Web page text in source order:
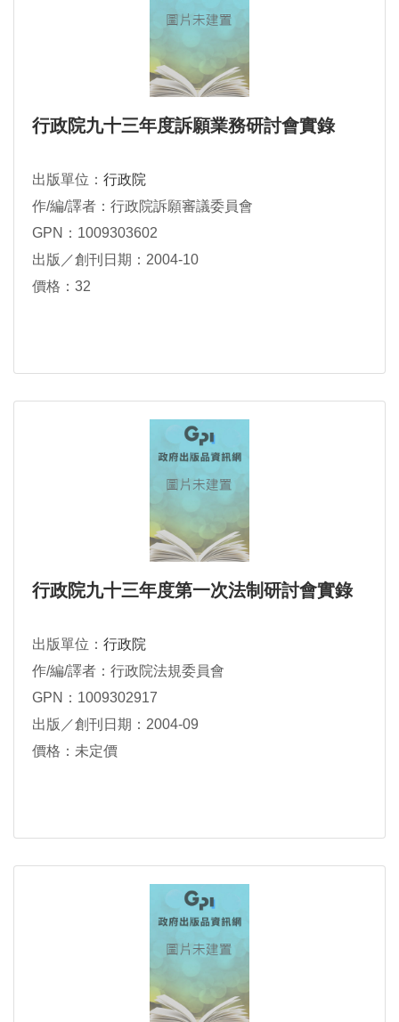
行政院九十三年度訴願業務研討會實錄
出版單位： 行政院
作/編/譯者：行政院訴願審議委員會
GPN：1009303602
出版／創刊日期：2004-10
價格：32
行政院九十三年度第一次法制研討會實錄
出版單位： 行政院
作/編/譯者：行政院法規委員會
GPN：1009302917
出版／創刊日期：2004-09
價格：未定價